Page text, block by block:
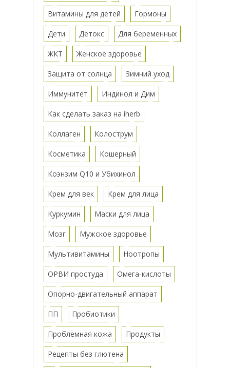
Витамины для детей Гормоны
Дети Детокс Для беременных
ЖКТ Женское здоровье
Защита от солнца Зимний уход
Иммунитет Индинол и Дим
Как сделать заказ на iherb
Коллаген Колострум
Косметика Кошерный
Коэнзим Q10 и Убихинол
Крем для век Крем для лица
Куркумин Маски для лица
Мозг Мужское здоровье
Мультивитамины Ноотропы
ОРВИ простуда Омега-кислоты
Опорно-двигательный аппарат
ПП Пробиотики
Проблемная кожа Продукты
Рецепты без глютена